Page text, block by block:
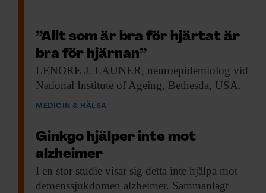
”Allt som är bra för hjärtat är
bra för hjärnan”
LENORE J. LAUNER, neuroepidemiolog vid
National Institute of Ageing, Bethesda, USA.
MEDICIN & HÄLSA
Ginkgo hjälper inte mot
alzheimer
I en stor studie visar sig detta inte hjälpa mot
demenssjukdomen alzheimer. Sammanlagt